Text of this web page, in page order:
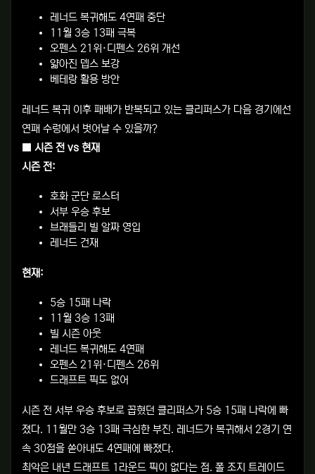
레너드 복귀해도 4연패 중단
11월 3승 13패 극복
오펜스 21위·디펜스 26위 개선
얇아진 뎁스 보강
베테랑 활용 방안
레너드 복귀 이후 패배가 반복되고 있는 클리퍼스가 다음 경기에선
연패 수렁에서 벗어날 수 있을까?
■ 시즌 전 vs 현재
시즌 전:
호화 군단 로스터
서부 우승 후보
브래들리 빌 알짜 영입
레너드 건재
현재:
5승 15패 나락
11월 3승 13패
빌 시즌 아웃
레너드 복귀해도 4연패
오펜스 21위·디펜스 26위
드래프트 픽도 없어
시즌 전 서부 우승 후보로 꼽혔던 클리퍼스가 5승 15패 나락에 빠
졌다. 11월만 3승 13패 극심한 부진. 레너드가 복귀해서 2경기 연
속 30점을 쏟아내도 4연패에 빠졌다.
최악은 내년 드래프트 1라운드 픽이 없다는 점. 폴 조지 트레이드